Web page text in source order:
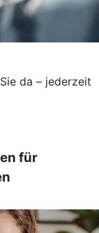
da – jederzeit
für